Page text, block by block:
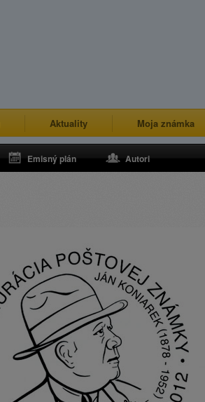
Aktuality Moja známka
Emisný plán Autori